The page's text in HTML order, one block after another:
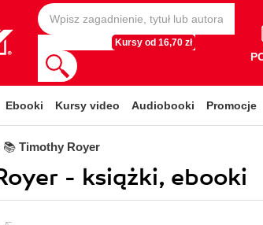
Kursy od 16,70 zł
Ebooki Kursy video Audiobooki Promocje
📚 Timothy Royer
- książki, ebooki